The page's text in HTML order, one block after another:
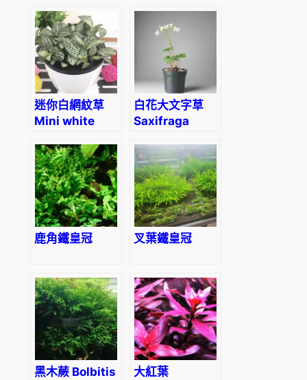
(Nymphoides
indica
‘Montana’)
迷你白網紋草
Mini white
Albivenis)
白花大文字草
Saxifraga
‘Alpina’
鹿角鐵皇冠 叉葉鐵皇冠
黑木蕨 Bolbitis
大紅葉